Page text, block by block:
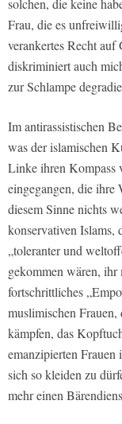
Frau, die es
verankertes Recht
diskriminiert auch
zur Schlampe
Im antirassistischen
was der islamischen
Linke ihren Kompass
eingegangen, die ihre
diesem Sinne nichts
konservativen Islams,
„toleranter und
gekommen wären,
fortschrittliches
muslimischen
kämpfen, das
emanzipierten
sich so kleiden zu
mehr einen